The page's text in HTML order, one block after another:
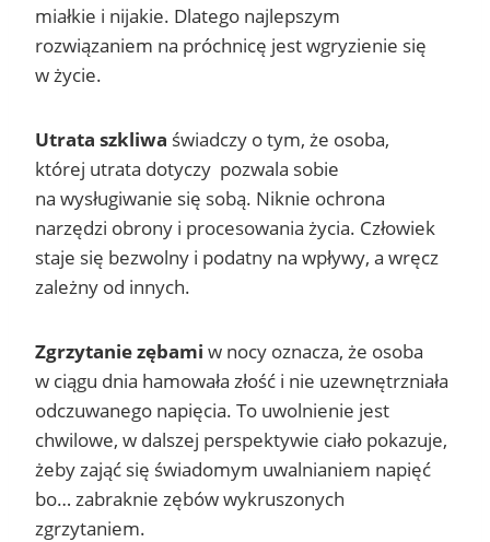
miałkie i nijakie. Dlatego najlepszym
rozwiązaniem na próchnicę jest wgryzienie się
w życie.
Utrata szkliwa świadczy o tym, że osoba,
której utrata dotyczy pozwala sobie
na wysługiwanie się sobą. Niknie ochrona
narzędzi obrony i procesowania życia. Człowiek
staje się bezwolny i podatny na wpływy, a wręcz
zależny od innych.
Zgrzytaniezębami w nocy oznacza, że osoba
w ciągu dnia hamowała złość i nie uzewnętrzniała
odczuwanego napięcia. To uwolnienie jest
chwilowe, w dalszej perspektywie ciało pokazuje,
żeby zająć się świadomym uwalnianiem napięć
bo… zabraknie zębów wykruszonych
zgrzytaniem.